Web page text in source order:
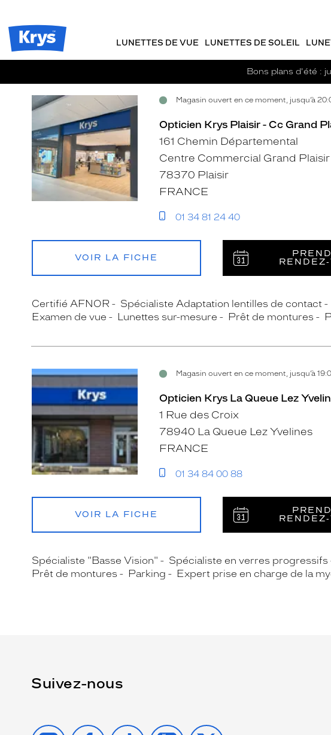
Opticien
Krys
LUNETTES DE VUE LUNETTES DE SOLEIL
Bons plans d'été :
La
confiance
vous
bien
Magasin ouvert en ce moment, jusqu’à
Voir
fiche
Opticien Krys Plaisir - Cc Grand
161 Chemin Départemental
Centre Commercial Grand Plaisir
78370 Plaisir
FRANCE
01 34 81 24 40
VOIR LA FICHE
Certifié AFNOR Spécialiste Adaptation lentilles de contact
Examen de vue
Lunettes sur-mesure Prêt de montures
Magasin ouvert en ce moment, jusqu’à
Voir
fiche
Opticien Krys La Queue Lez
1 Rue des Croix
78940 La Queue Lez Yvelines
FRANCE
01 34 84 00 88
VOIR LA FICHE
Spécialiste "Basse Vision" Spécialiste en verres progressifs
Prêt de montures
Parking Expert prise en charge de la
Suivez-nous
INSTAGRAMFACEBOOK
TIKTOK YOUTUBE
X